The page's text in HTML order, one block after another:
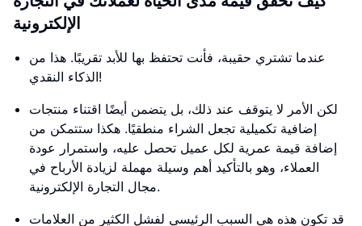
الإلكترونية
عندما تشتري حقيبة، فأنت تحتفظ بها للأبد تقريبًا. هذا من
الذكاء النقدي!
لكن الأمر لا يتوقف عند ذلك، بل يتضمن أيضًا اقتناء منتجات
إضافية تكميلية تجعل الشراء منطقيًا. هكذا ستتمكن من
إضافة قيمة عمرية لكل عميل تحصل عليه، واستمرار عودة
العملاء، وهو بالتأكيد أهم وسيلة مهملة لزيادة الأرباح في
مجال التجارة الإلكترونية.
قد تكون هذه هي السبب الرئيسي لفشل الكثير من العلامات